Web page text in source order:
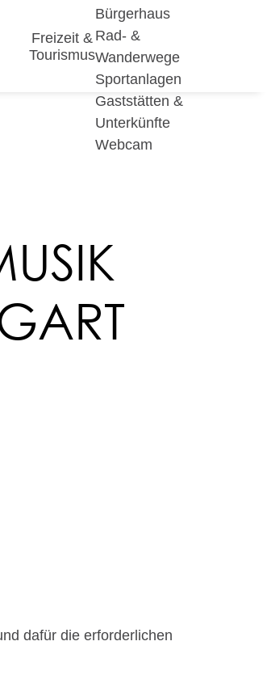
Freizeit &
Tourismus
Bürgerhaus
Rad- &
Wanderwege
Sportanlagen
Gaststätten &
Unterkünfte
Webcam
dafür die erforderlichen